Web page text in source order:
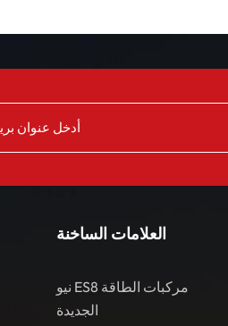
العلامات الساخنة
نيو ES8 مركبات الطاقة
الجديدة